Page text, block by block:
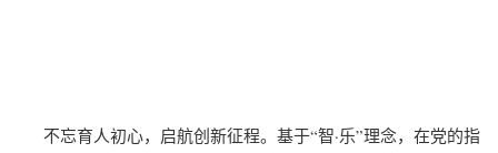
不忘育人初心，启航创新征程。基于“智·乐”理念，在党的指